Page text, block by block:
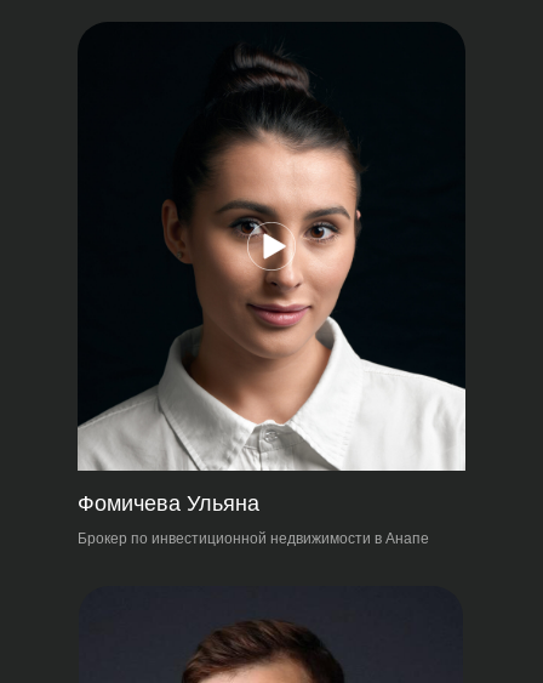
Брокер по инвестиционной недвижимости в Анапе
Фомичева Ульяна